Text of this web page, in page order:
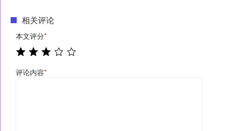
相关评论
本文评分*
评论内容*